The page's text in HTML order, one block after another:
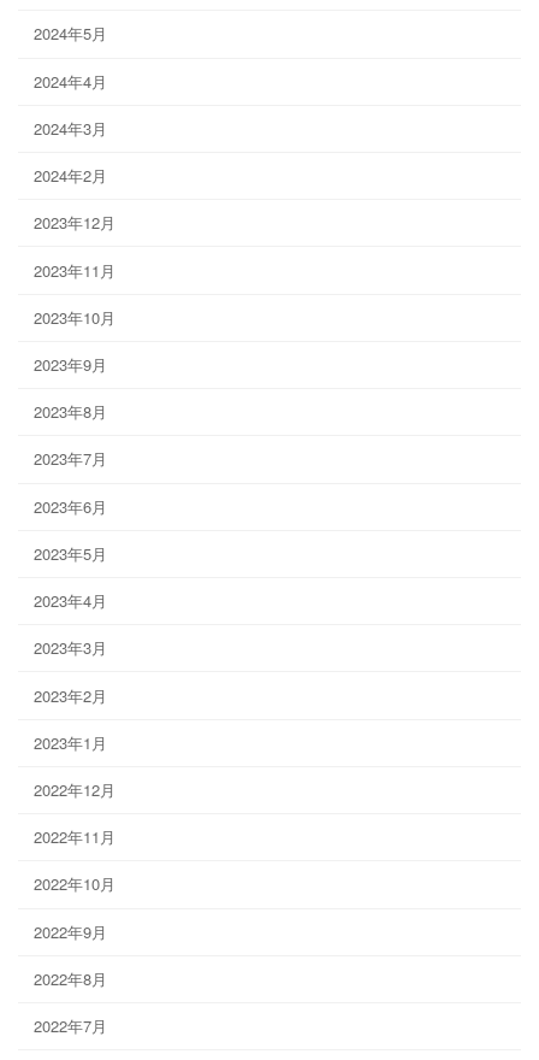
2024年5月
2024年4月
2024年3月
2024年2月
2023年12月
2023年11月
2023年10月
2023年9月
2023年8月
2023年7月
2023年6月
2023年5月
2023年4月
2023年3月
2023年2月
2023年1月
2022年12月
2022年11月
2022年10月
2022年9月
2022年8月
2022年7月